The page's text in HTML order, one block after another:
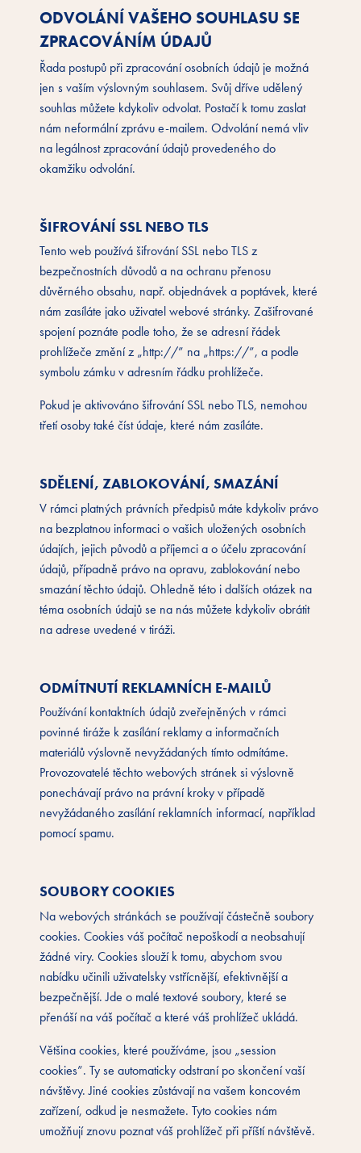
ODVOLÁNÍ VAŠEHO SOUHLASU SE
ZPRACOVÁNÍM ÚDAJŮ
Řada postupů při zpracování osobních údajů je možná
jen s vaším výslovným souhlasem. Svůj dříve udělený
souhlas můžete kdykoliv odvolat. Postačí k tomu zaslat
nám neformální zprávu e-mailem. Odvolání nemá vliv
na legálnost zpracování údajů provedeného do
okamžiku odvolání.
ŠIFROVÁNÍ SSL NEBO TLS
Tento web používá šifrování SSL nebo TLS z
bezpečnostních důvodů a na ochranu přenosu
důvěrného obsahu, např. objednávek a poptávek, které
nám zasíláte jako uživatel webové stránky. Zašifrované
spojení poznáte podle toho, že se adresní řádek
prohlížeče změní z „http://” na „https://”, a podle
symbolu zámku v adresním řádku prohlížeče.
Pokud je aktivováno šifrování SSL nebo TLS, nemohou
třetí osoby také číst údaje, které nám zasíláte.
SDĚLENÍ, ZABLOKOVÁNÍ, SMAZÁNÍ
V rámci platných právních předpisů máte kdykoliv právo
na bezplatnou informaci o vašich uložených osobních
údajích, jejich původů a příjemci a o účelu zpracování
údajů, případně právo na opravu, zablokování nebo
smazání těchto údajů. Ohledně této i dalších otázek na
téma osobních údajů se na nás můžete kdykoliv obrátit
na adrese uvedené v tiráži.
ODMÍTNUTÍ REKLAMNÍCH E-MAILŮ
Používání kontaktních údajů zveřejněných v rámci
povinné tiráže k zasílání reklamy a informačních
materiálů výslovně nevyžádaných tímto odmítáme.
Provozovatelé těchto webových stránek si výslovně
ponechávají právo na právní kroky v případě
nevyžádaného zasílání reklamních informací, například
pomocí spamu.
SOUBORY COOKIES
Na webových stránkách se používají částečně soubory
cookies. Cookies váš počítač nepoškodí a neobsahují
žádné viry. Cookies slouží k tomu, abychom svou
nabídku učinili uživatelsky vstřícnější, efektivnější a
bezpečnější. Jde o malé textové soubory, které se
přenáší na váš počítač a které váš prohlížeč ukládá.
Většina cookies, které používáme, jsou „session
cookies”. Ty se automaticky odstraní po skončení vaší
návštěvy. Jiné cookies zůstávají na vašem koncovém
zařízení, odkud je nesmažete. Tyto cookies nám
umožňují znovu poznat váš prohlížeč při příští návštěvě.